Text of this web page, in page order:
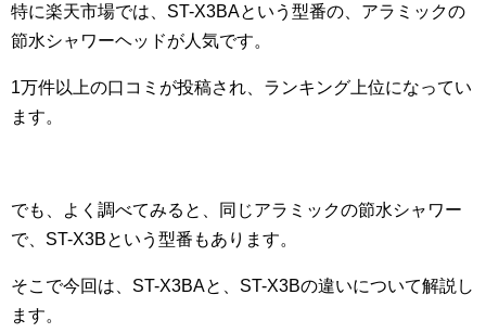
特に楽天市場では、ST-X3BAという型番の、アラミックの
節水シャワーヘッドが人気です。
1万件以上の口コミが投稿され、ランキング上位になってい
ます。
でも、よく調べてみると、同じアラミックの節水シャワー
で、ST-X3Bという型番もあります。
そこで今回は、ST-X3BAと、ST-X3Bの違いについて解説し
ます。